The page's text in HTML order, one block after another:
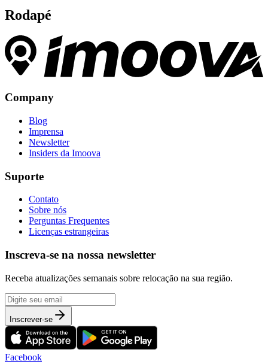
Rodapé
Company
Blog
Imprensa
Newsletter
Insiders da Imoova
Suporte
Contato
Sobre nós
Perguntas Frequentes
Licenças estrangeiras
Inscreva-se na nossa newsletter
Receba atualizações semanais sobre relocação na sua região.
Inscrever-se
Facebook